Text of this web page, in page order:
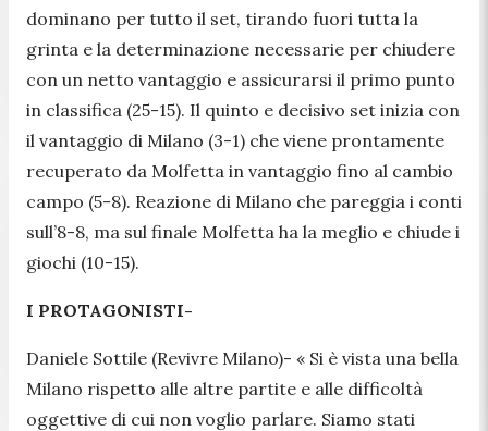
dominano per tutto il set, tirando fuori tutta la
grinta e la determinazione necessarie per chiudere
con un netto vantaggio e assicurarsi il primo punto
in classifica (25-15). Il quinto e decisivo set inizia con
il vantaggio di Milano (3-1) che viene prontamente
recuperato da Molfetta in vantaggio fino al cambio
campo (5-8). Reazione di Milano che pareggia i conti
sull’8-8, ma sul finale Molfetta ha la meglio e chiude i
giochi (10-15).
I PROTAGONISTI-
Daniele Sottile (Revivre Milano)- « Si è vista una bella
Milano rispetto alle altre partite e alle difficoltà
oggettive di cui non voglio parlare. Siamo stati